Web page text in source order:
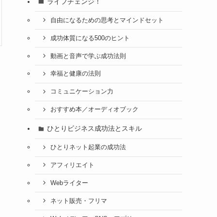
自由になるための思考とマインドセット
成功体質になる500のヒント
動画と音声で学ぶ成功法則
幸福と健康の法則
コミュニケーション力
おすすめ本／オーディオブック
ひとりビジネス成功法とスキル
ひとりネット起業の成功法
アフィリエイト
Webライター
ネット販売・フリマ